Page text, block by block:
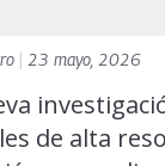
23 mayo, 2026
de alta